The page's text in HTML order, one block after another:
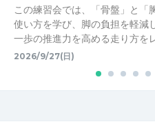
この練習会では、「骨盤」と「
使い方を学び、脚の負担を軽減
一歩の推進力を高める走り方を
2026/9/27(日)